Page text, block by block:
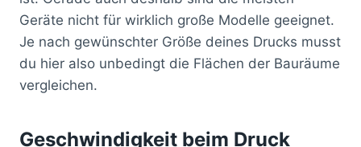
Geräte nicht für wirklich große Modelle geeignet.
Je nach gewünschter Größe deines Drucks musst
du hier also unbedingt die Flächen der Bauräume
vergleichen.
Geschwindigkeit beim Druck